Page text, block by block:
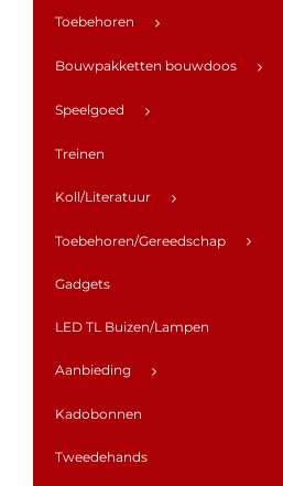
Toebehoren
Bouwpakketten bouwdoos
Speelgoed
Treinen
Koll/Literatuur
Toebehoren/Gereedschap
Gadgets
LED TL Buizen/Lampen
Aanbieding
Kadobonnen
Tweedehands